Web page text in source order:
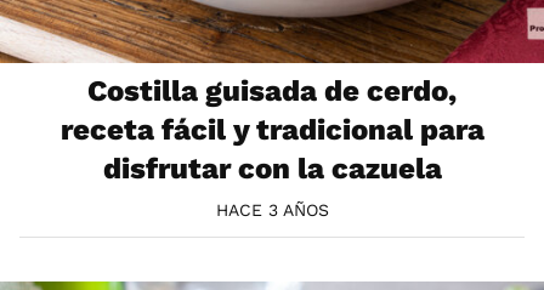
Costilla guisada de cerdo,
receta fácil y tradicional para
disfrutar con la cazuela
HACE 3 AÑOS